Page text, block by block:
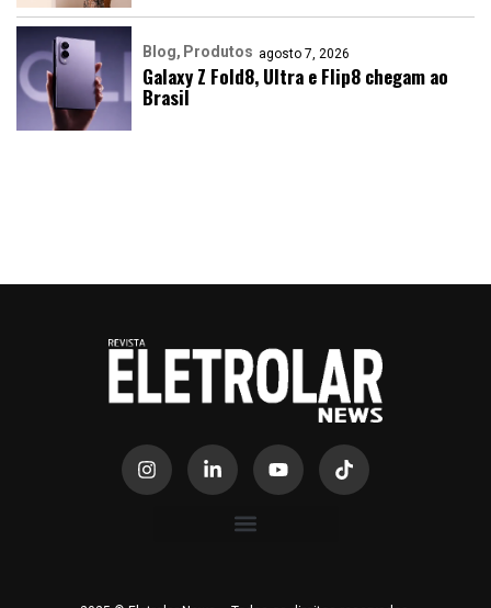
Blog Produtos agosto 7, 2026
Galaxy Z Fold8, Ultra e Flip8 chegam ao
Brasil